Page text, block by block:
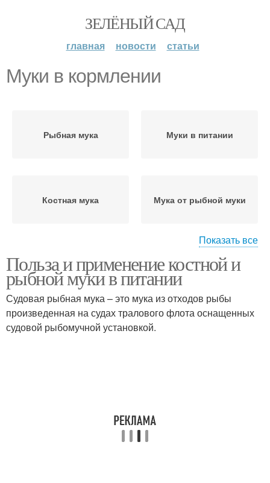
ЗЕЛЁНЫЙ САД
главная новости статьи
Муки в кормлении
Рыбная мука Муки в питании
Костная мука Мука от рыбной муки
Мука в рецептах
Показать все
Польза и применение костной и
рыбной муки в питании
Судовая рыбная мука – это мука из отходов рыбы
произведенная на судах тралового флота оснащенных
судовой рыбомучной установкой.